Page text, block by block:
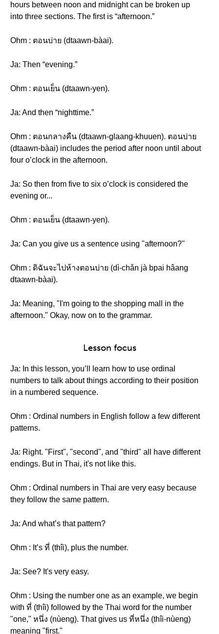
hours between noon and midnight can be broken up
into three sections. The first is “afternoon.”
Ohm : ตอนบ่าย (dtaawn-bàai).
Ja: Then “evening.”
Ohm : ตอนเย็น (dtaawn-yen).
Ja: And then “nighttime.”
Ohm : ตอนกลางคืน (dtaawn-glaang-khuuen). ตอนบ่าย
(dtaawn-bàai) includes the period after noon until about
four o’clock in the afternoon.
Ja: So then from five to six o’clock is considered the
evening or...
Ohm : ตอนเย็น (dtaawn-yen).
Ja: Can you give us a sentence using "afternoon?"
Ohm : ดิฉันจะไปห้างตอนบ่าย (dì-chǎn jà bpai hâang
dtaawn-bàai).
Ja: Meaning, "I'm going to the shopping mall in the
afternoon." Okay, now on to the grammar.
Lesson focus
Ja: In this lesson, you’ll learn how to use ordinal
numbers to talk about things according to their position
in a numbered sequence.
Ohm : Ordinal numbers in English follow a few different
patterns.
Ja: Right. "First", "second", and "third" all have different
endings. But in Thai, it's not like this.
Ohm : Ordinal numbers in Thai are very easy because
they follow the same pattern.
Ja: And what’s that pattern?
Ohm : It’s ที่ (thîi), plus the number.
Ja: See? It's very easy.
Ohm : Using the number one as an example, we begin
with ที่ (thîi) followed by the Thai word for the number
"one," หนึ่ง (nùeng). That gives us ที่หนึ่ง (thîi-nùeng)
meaning "first."